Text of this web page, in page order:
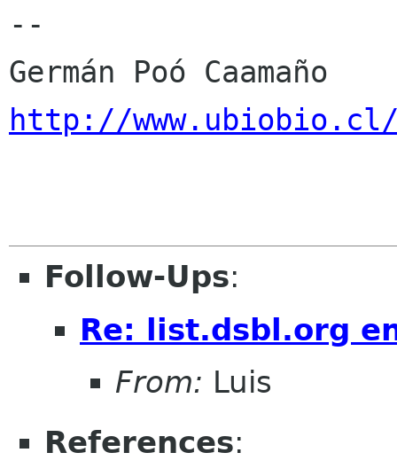
--
http://www.ubiobio.cl/
Follow-Ups:
Re: list.dsbl.org
From: Luis
References: